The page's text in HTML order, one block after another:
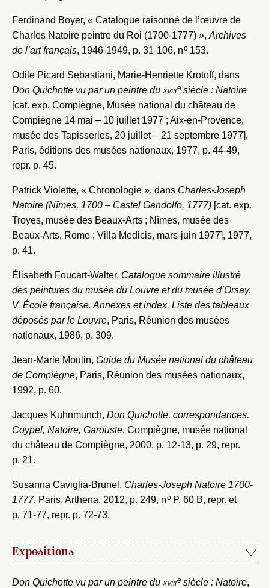
Ferdinand Boyer, « Catalogue raisonné de l’œuvre de
Charles Natoire peintre du Roi (1700-1777) », Archives
de l’art français, 1946-1949, p. 31-106, no153.
Odile Picard Sebastiani, Marie-Henriette Krotoff, dans
Don Quichotte vu par un peintre du xviiiesiècle : Natoire
[cat. exp. Compiègne, Musée national du château de
Compiègne 14 mai – 10 juillet 1977 ; Aix-en-Provence,
musée des Tapisseries, 20 juillet – 21 septembre 1977],
Paris, éditions des musées nationaux, 1977, p. 44-49,
repr. p. 45.
Patrick Violette, « Chronologie », dans Charles-Joseph
Natoire (Nîmes, 1700 – Castel Gandolfo, 1777) [cat. exp.
Troyes, musée des Beaux-Arts ; Nîmes, musée des
Beaux-Arts, Rome ; Villa Medicis, mars-juin 1977], 1977,
p. 41.
Élisabeth Foucart-Walter, Catalogue sommaire illustré
des peintures du musée du Louvre et du musée d’Orsay.
V. École française. Annexes et index. Liste des tableaux
déposés par le Louvre, Paris, Réunion des musées
nationaux, 1986, p. 309.
Jean-Marie Moulin, Guide du Musée national du château
de Compiègne, Paris, Réunion des musées nationaux,
1992, p. 60.
Jacques Kuhnmunch, Don Quichotte, correspondances.
Coypel, Natoire, Garouste, Compiègne, musée national
du château de Compiègne, 2000, p. 12-13, p. 29, repr.
p. 21.
Susanna Caviglia-Brunel, Charles-Joseph Natoire 1700-
1777, Paris, Arthena, 2012, p. 249, noP. 60 B, repr. et
p. 71-77, repr. p. 72-73.
Expositions
Don Quichotte vu par un peintre du xviiiesiècle : Natoire,
Créer et ajouter
Envoyer
Vous n'êtes pas encore inscrit ?Créer un compte